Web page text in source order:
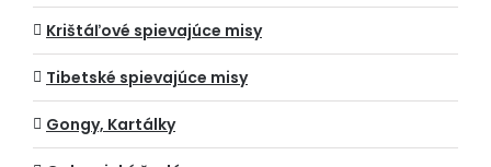
Krištáľové spievajúce misy
Tibetské spievajúce misy
Gongy, Kartálky